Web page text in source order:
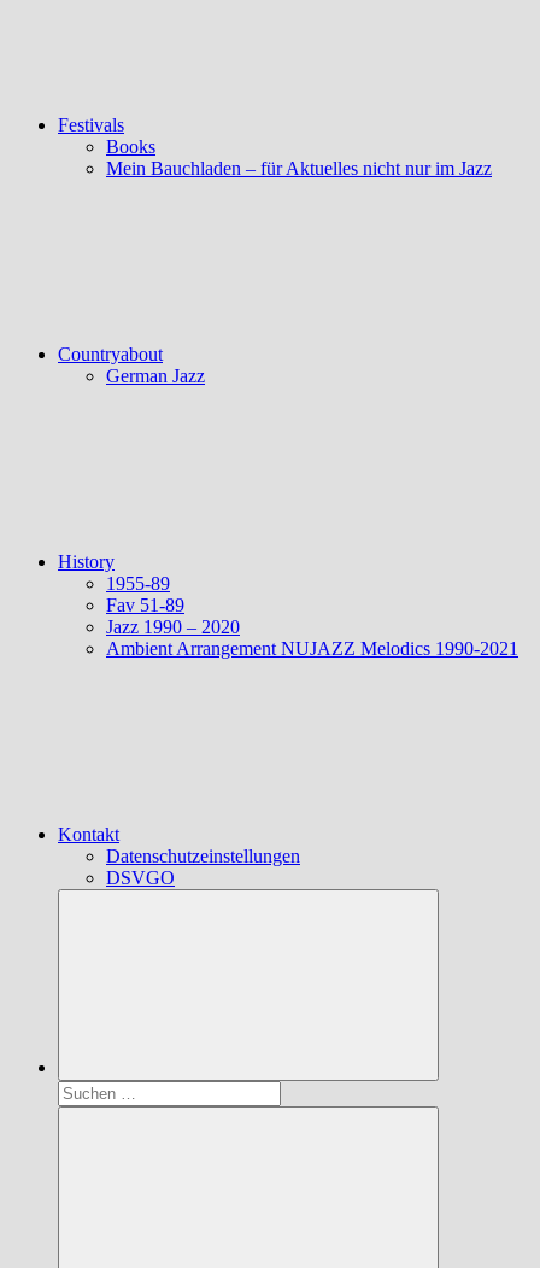
Festivals
Books
Mein Bauchladen – für Aktuelles nicht nur im Jazz
Countryabout
German Jazz
History
1955-89
Fav 51-89
Jazz 1990 – 2020
Ambient Arrangement NUJAZZ Melodics 1990-2021
Kontakt
Datenschutzeinstellungen
DSVGO
Suchen
nach: